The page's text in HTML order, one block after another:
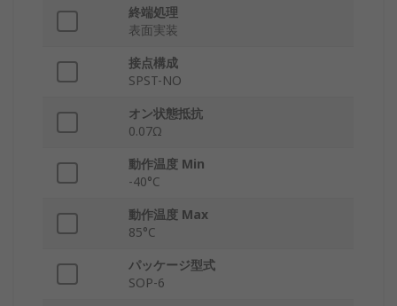
終端処理
表面実装
接点構成
SPST-NO
オン状態抵抗
0.07Ω
動作温度 Min
-40°C
動作温度 Max
85°C
パッケージ型式
SOP-6